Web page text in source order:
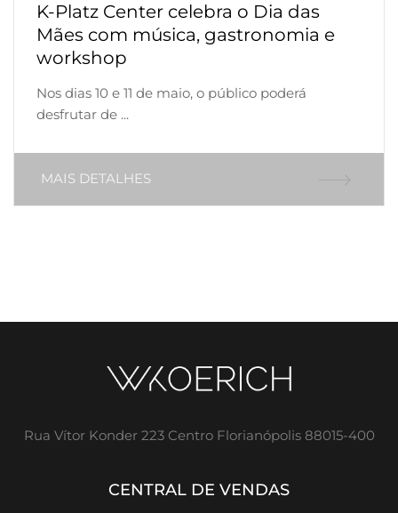
K-Platz Center celebra o Dia das
Mães com música, gastronomia e
workshop
Nos dias 10 e 11 de maio, o público poderá
desfrutar de ...
MAIS DETALHES
Rua Vítor Konder 223 Centro Florianópolis 88015-400
CENTRAL DE VENDAS